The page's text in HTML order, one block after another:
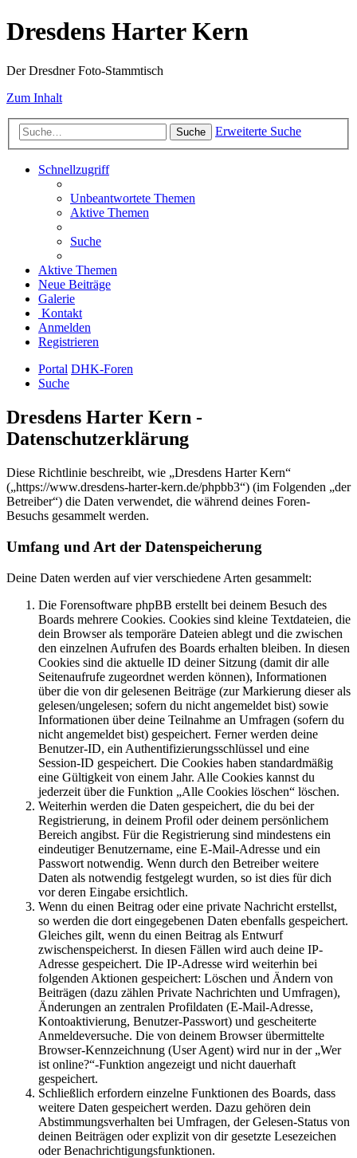
Dresdens Harter Kern
Der Dresdner Foto-Stammtisch
Zum Inhalt
Suche Erweiterte Suche
Schnellzugriff
Unbeantwortete Themen
Aktive Themen
Suche
Aktive Themen
Neue Beiträge
Galerie
Kontakt
Anmelden
Registrieren
Portal DHK-Foren
Suche
Dresdens Harter Kern -
Datenschutzerklärung
Diese Richtlinie beschreibt, wie „Dresdens Harter Kern“
(„https://www.dresdens-harter-kern.de/phpbb3“) (im Folgenden „der
Betreiber“) die Daten verwendet, die während deines Foren-
Besuchs gesammelt werden.
Umfang und Art der Datenspeicherung
Deine Daten werden auf vier verschiedene Arten gesammelt:
Die Forensoftware phpBB erstellt bei deinem Besuch des
Boards mehrere Cookies. Cookies sind kleine Textdateien, die
dein Browser als temporäre Dateien ablegt und die zwischen
den einzelnen Aufrufen des Boards erhalten bleiben. In diesen
Cookies sind die aktuelle ID deiner Sitzung (damit dir alle
Seitenaufrufe zugeordnet werden können), Informationen
über die von dir gelesenen Beiträge (zur Markierung dieser als
gelesen/ungelesen; sofern du nicht angemeldet bist) sowie
Informationen über deine Teilnahme an Umfragen (sofern du
nicht angemeldet bist) gespeichert. Ferner werden deine
Benutzer-ID, ein Authentifizierungsschlüssel und eine
Session-ID gespeichert. Die Cookies haben standardmäßig
eine Gültigkeit von einem Jahr. Alle Cookies kannst du
jederzeit über die Funktion „Alle Cookies löschen“ löschen.
Weiterhin werden die Daten gespeichert, die du bei der
Registrierung, in deinem Profil oder deinem persönlichem
Bereich angibst. Für die Registrierung sind mindestens ein
eindeutiger Benutzername, eine E-Mail-Adresse und ein
Passwort notwendig. Wenn durch den Betreiber weitere
Daten als notwendig festgelegt wurden, so ist dies für dich
vor deren Eingabe ersichtlich.
Wenn du einen Beitrag oder eine private Nachricht erstellst,
so werden die dort eingegebenen Daten ebenfalls gespeichert.
Gleiches gilt, wenn du einen Beitrag als Entwurf
zwischenspeicherst. In diesen Fällen wird auch deine IP-
Adresse gespeichert. Die IP-Adresse wird weiterhin bei
folgenden Aktionen gespeichert: Löschen und Ändern von
Beiträgen (dazu zählen Private Nachrichten und Umfragen),
Änderungen an zentralen Profildaten (E-Mail-Adresse,
Kontoaktivierung, Benutzer-Passwort) und gescheiterte
Anmeldeversuche. Die von deinem Browser übermittelte
Browser-Kennzeichnung (User Agent) wird nur in der „Wer
ist online?“-Funktion angezeigt und nicht dauerhaft
gespeichert.
Schließlich erfordern einzelne Funktionen des Boards, dass
weitere Daten gespeichert werden. Dazu gehören dein
Abstimmungsverhalten bei Umfragen, der Gelesen-Status von
deinen Beiträgen oder explizit von dir gesetzte Lesezeichen
oder Benachrichtigungsfunktionen.